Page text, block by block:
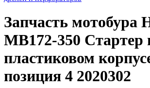
Запчасть мотобура
MB172-350 Стартер
пластиковом
позиция 4 2020302